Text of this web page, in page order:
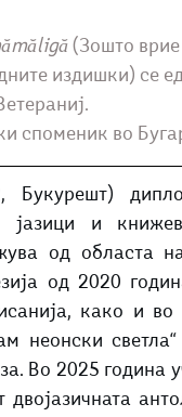
(Зошто врие
издишки) се
споменик во
јазици и
од областа
од 2020
како и
неонски
Во 2025 година